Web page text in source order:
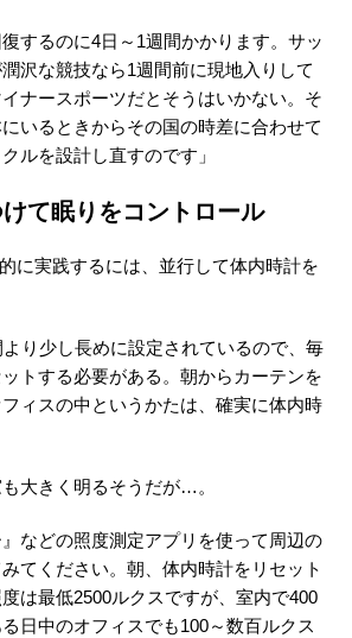
復するのに4日～1週間かかります。サッ
沢な競技なら1週間前に現地入りして
ナースポーツだとそうはいかない。そ
いるときからその国の時差に合わせて
ルを設計し直すのです」
て眠りをコントロール
に実践するには、並行して体内時計を
より少し長めに設定されているので、毎
トする必要がある。朝からカーテンを
ィスの中というかたは、確実に体内時
大きく明るそうだが…。
』などの照度測定アプリを使って周辺の
てください。朝、体内時計をリセット
は最低2500ルクスですが、室内で400
日中のオフィスでも100～数百ルクス